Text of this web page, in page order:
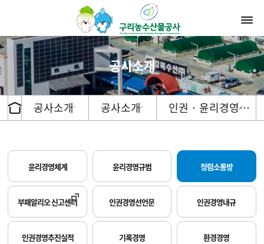
공사소개
공사소개 공사소개 인권 · 윤리경영…
윤리경영체계 윤리경영규범 청렴소통방
부패알리오 신고센터 인권경영선언문 인권경영내규
인권경영추진실적 기록경영 환경경영